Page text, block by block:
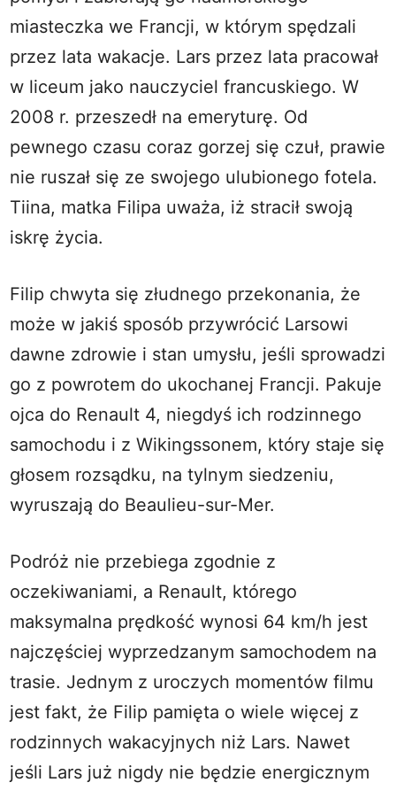
miasteczka we Francji, w którym spędzali
przez lata wakacje. Lars przez lata pracował
w liceum jako nauczyciel francuskiego. W
2008 r. przeszedł na emeryturę. Od
pewnego czasu coraz gorzej się czuł, prawie
nie ruszał się ze swojego ulubionego fotela.
Tiina, matka Filipa uważa, iż stracił swoją
iskrę życia.
Filip chwyta się złudnego przekonania, że
może w jakiś sposób przywrócić Larsowi
dawne zdrowie i stan umysłu, jeśli sprowadzi
go z powrotem do ukochanej Francji. Pakuje
ojca do Renault 4, niegdyś ich rodzinnego
samochodu i z Wikingssonem, który staje się
głosem rozsądku, na tylnym siedzeniu,
wyruszają do Beaulieu-sur-Mer.
Podróż nie przebiega zgodnie z
oczekiwaniami, a Renault, którego
maksymalna prędkość wynosi 64 km/h jest
najczęściej wyprzedzanym samochodem na
trasie. Jednym z uroczych momentów filmu
jest fakt, że Filip pamięta o wiele więcej z
rodzinnych wakacyjnych niż Lars. Nawet
jeśli Lars już nigdy nie będzie energicznym